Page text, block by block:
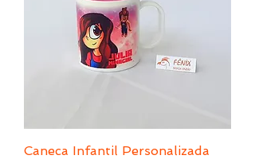
Caneca Infantil Personalizada